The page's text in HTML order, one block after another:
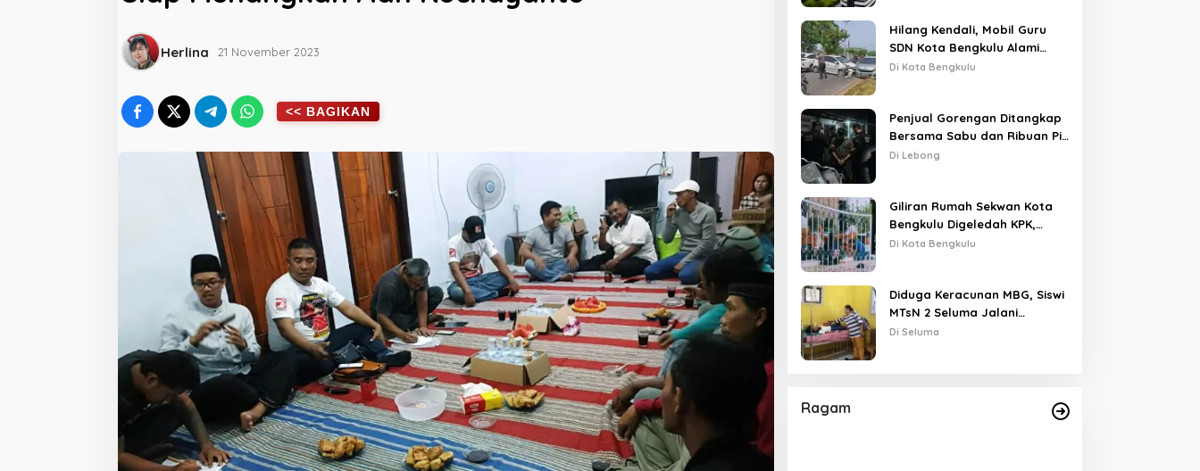
Herlina 21 November 2023
Hilang Kendali, Mobil Guru
SDN Kota Bengkulu Alami
Tabrakan Beruntun di Lampu
Di Kota Bengkulu
Penjual Gorengan Ditangkap
Bersama Sabu dan Ribuan Pil,
Nama Oknum APH Disebut
Di Lebong
Giliran Rumah Sekwan Kota
Bengkulu Digeledah KPK,
Dikawal Polisi Bersenjata
Di Kota Bengkulu
Diduga Keracunan MBG, Siswi
MTsN 2 Seluma Jalani
Perawatan Intensif di RSUD
Di Seluma
Ragam